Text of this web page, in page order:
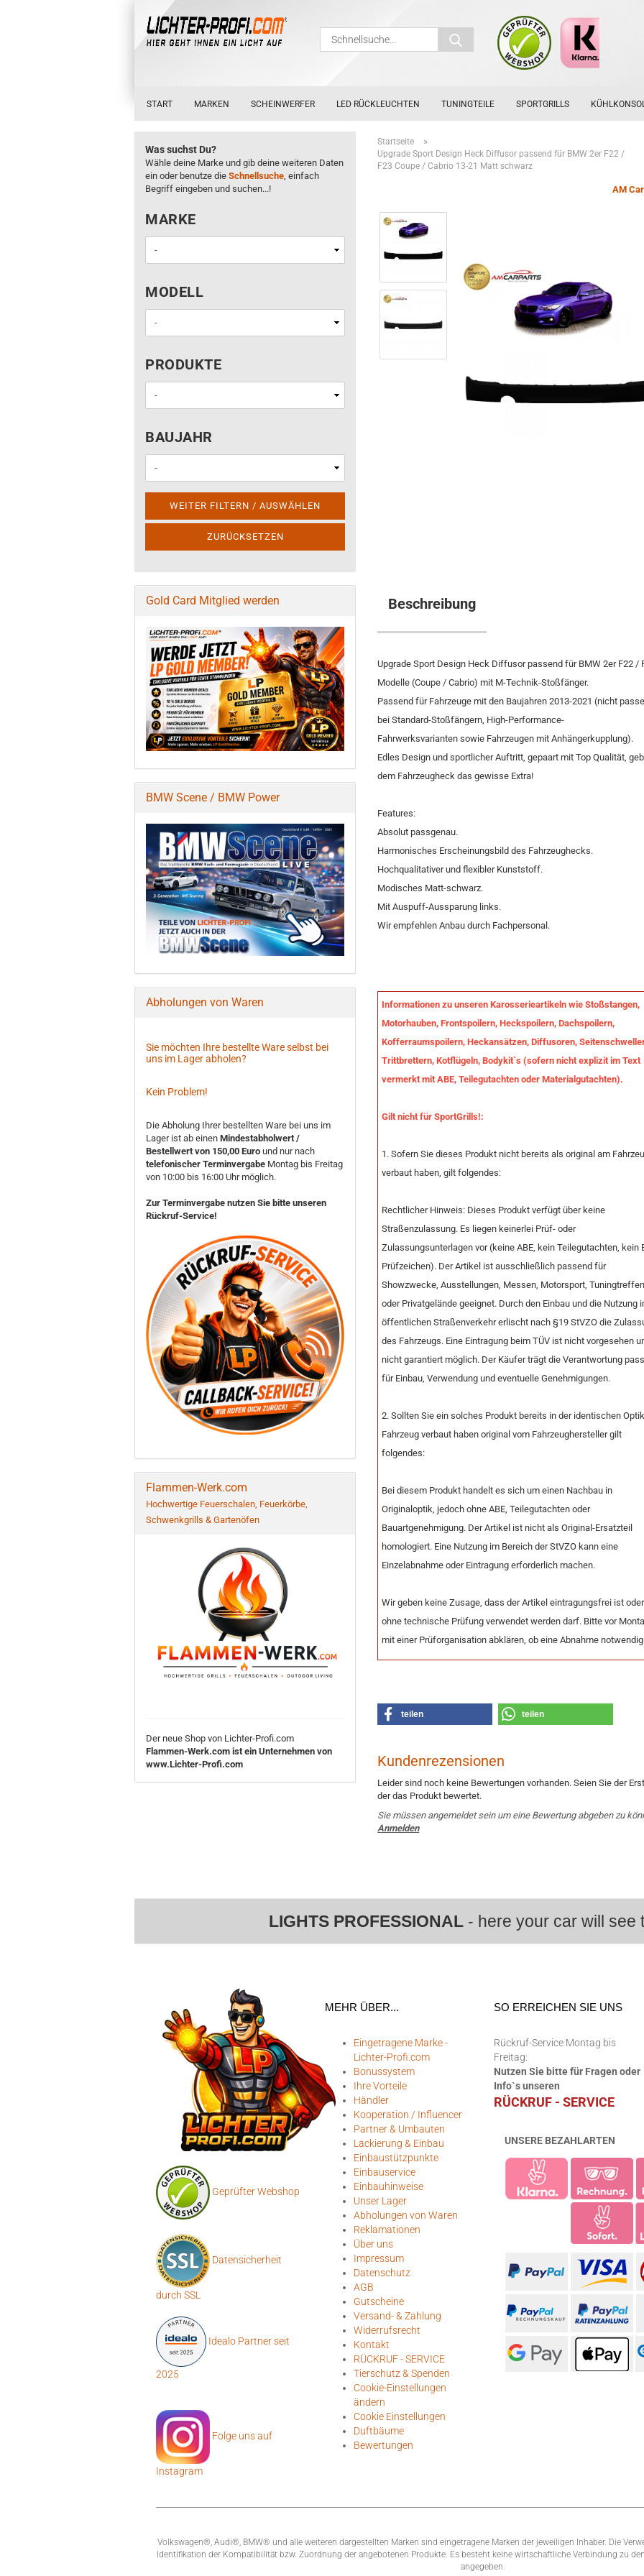
Schnellsuche...
START MARKEN SCHEINWERFER LED RÜCKLEUCHTEN TUNINGTEILE SPORTGRILLS
Startseite »
Upgrade Sport Design Heck Diffusor passend für BMW 2er F22 /
F23 Coupe / Cabrio 13-21 Matt schwarz
AM
Beschreibung
Upgrade Sport Design Heck Diffusor passend für BMW 2er F22 /
Modelle (Coupe / Cabrio) mit M-Technik-Stoßfänger.
Passend für Fahrzeuge mit den Baujahren 2013-2021 (nicht
bei Standard-Stoßfängern, High-Performance-
Fahrwerksvarianten sowie Fahrzeugen mit Anhängerkupplung).
Edles Design und sportlicher Auftritt, gepaart mit Top Qualität,
dem Fahrzeugheck das gewisse Extra!
Features:
Absolut passgenau.
Harmonisches Erscheinungsbild des Fahrzeughecks.
Hochqualitativer und flexibler Kunststoff.
Modisches Matt-schwarz.
Mit Auspuff-Aussparung links.
Wir empfehlen Anbau durch Fachpersonal.
Informationen zu unseren Karosserieartikeln wie Stoßstangen,
Motorhauben, Frontspoilern, Heckspoilern, Dachspoilern,
Kofferraumspoilern, Heckansätzen, Diffusoren,
Trittbrettern, Kotflügeln, Bodykit`s (sofern nicht explizit im Text
vermerkt mit ABE, Teilegutachten oder Materialgutachten).
Gilt nicht für SportGrills!:
1. Sofern Sie dieses Produkt nicht bereits als original am
verbaut haben, gilt folgendes:
Rechtlicher Hinweis: Dieses Produkt verfügt über keine
Straßenzulassung. Es liegen keinerlei Prüf- oder
Zulassungsunterlagen vor (keine ABE, kein Teilegutachten, kein
Prüfzeichen). Der Artikel ist ausschließlich passend für
Showzwecke, Ausstellungen, Messen, Motorsport, Tuningtreffen
oder Privatgelände geeignet. Durch den Einbau und die Nutzung
öffentlichen Straßenverkehr erlischt nach §19 StVZO die
des Fahrzeugs. Eine Eintragung beim TÜV ist nicht vorgesehen
nicht garantiert möglich. Der Käufer trägt die Verantwortung
für Einbau, Verwendung und eventuelle Genehmigungen.
2. Sollten Sie ein solches Produkt bereits in der identischen
Fahrzeug verbaut haben original vom Fahrzeughersteller gilt
folgendes:
Bei diesem Produkt handelt es sich um einen Nachbau in
Originaloptik, jedoch ohne ABE, Teilegutachten oder
Bauartgenehmigung. Der Artikel ist nicht als Original-Ersatzteil
homologiert. Eine Nutzung im Bereich der StVZO kann eine
Einzelabnahme oder Eintragung erforderlich machen.
Wir geben keine Zusage, dass der Artikel eintragungsfrei ist oder
ohne technische Prüfung verwendet werden darf. Bitte vor
mit einer Prüforganisation abklären, ob eine Abnahme
teilen teilen
Kundenrezensionen
Leider sind noch keine Bewertungen vorhanden. Seien Sie der
der das Produkt bewertet.
Sie müssen angemeldet sein um eine Bewertung abgeben zu
Anmelden
Was suchst Du?
Wähle deine Marke und gib deine weiteren Daten
ein oder benutze die Schnellsuche, einfach
Begriff eingeben und suchen...!
MARKE
MARKE
MODELL
MODELL
PRODUKTE
PRODUKTE
BAUJAHR
BAUJAHR
WEITER FILTERN / AUSWÄHLEN
ZURÜCKSETZEN
Gold Card Mitglied werden
BMW Scene / BMW Power
Abholungen von Waren
Sie möchten Ihre bestellte Ware selbst bei
uns im Lager abholen?
Kein Problem!
Die Abholung Ihrer bestellten Ware bei uns im
Lager ist ab einen Mindestabholwert /
Bestellwert von 150,00 Euro und nur nach
telefonischer Terminvergabe Montag bis Freitag
von 10:00 bis 16:00 Uhr möglich.
Zur Terminvergabe nutzen Sie bitte unseren
Rückruf-Service!
Flammen-Werk.com
Hochwertige Feuerschalen, Feuerkörbe,
Schwenkgrills & Gartenöfen
Der neue Shop von Lichter-Profi.com
Flammen-Werk.com ist ein Unternehmen von
www.Lichter-Profi.com
LIGHTS PROFESSIONAL- here your car will see
Geprüfter Webshop
Datensicherheit
durch SSL
Idealo Partner seit
2025
Folge uns auf
Instagram
MEHR ÜBER...
Eingetragene Marke -
Lichter-Profi.com
Bonussystem
Ihre Vorteile
Händler
Kooperation / Influencer
Partner & Umbauten
Lackierung & Einbau
Einbaustützpunkte
Einbauservice
Einbauhinweise
Unser Lager
Abholungen von Waren
Reklamationen
Über uns
Impressum
Datenschutz
AGB
Gutscheine
Versand- & Zahlung
Widerrufsrecht
Kontakt
RÜCKRUF - SERVICE
Tierschutz & Spenden
Cookie-Einstellungen
ändern
Cookie Einstellungen
Duftbäume
Bewertungen
SO ERREICHEN SIE UNS
Rückruf-Service Montag bis
Freitag:
Nutzen Sie bitte für Fragen oder
Info`s unseren
RÜCKRUF - SERVICE
UNSERE BEZAHLARTEN
Volkswagen®, Audi®, BMW® und alle weiteren dargestellten Marken sind eingetragene Marken der jeweiligen Inhaber. Die
Identifikation der Kompatibilität bzw. Zuordnung der angebotenen Produkte. Es besteht keine wirtschaftliche Verbindung zu
angegeben.